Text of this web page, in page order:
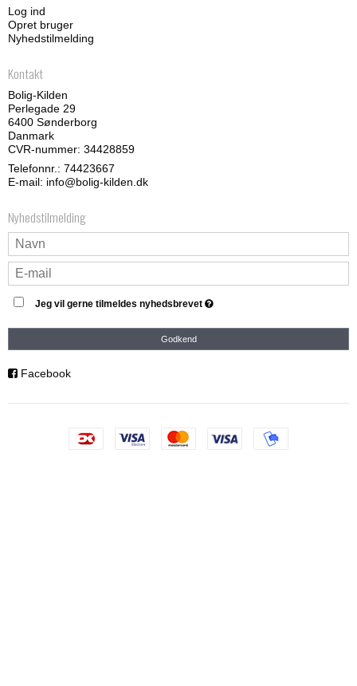
Log ind
Opret bruger
Nyhedstilmelding
Kontakt
Bolig-Kilden
Perlegade 29
6400 Sønderborg
Danmark
CVR-nummer: 34428859
Telefonnr.: 74423667
E-mail: info@bolig-kilden.dk
Nyhedstilmelding
Jeg vil gerne tilmeldes nyhedsbrevet
Godkend
Facebook